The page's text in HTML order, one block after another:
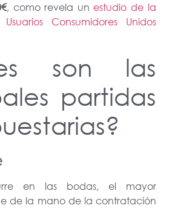
, como revela unestudio de la
Consumidores Unidos
son las
partidas
en las bodas, el mayor
de la mano de la contratación